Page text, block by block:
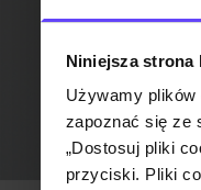
Niniejsza
Używamy plików
zapoznać się ze
„Dostosuj pliki
przyciski. Pliki